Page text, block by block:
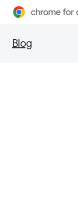
Blog